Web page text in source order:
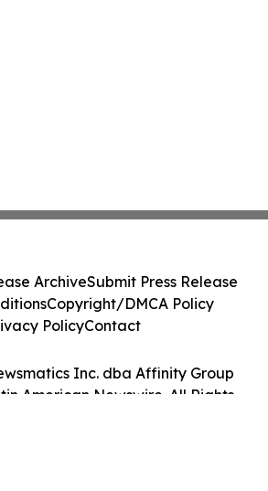
Inc. dba Affinity Group
American Newswire. All Rights
ArchiveSubmit Press Release
Copyright/DMCA Policy
PolicyContact